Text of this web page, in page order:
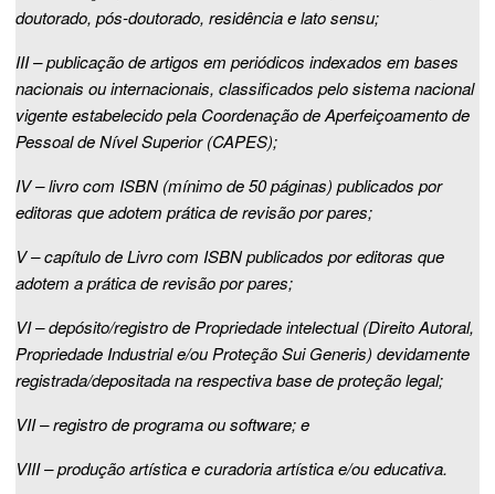
doutorado, pós-doutorado, residência e lato sensu;
III – publicação de artigos em periódicos indexados em bases
nacionais ou internacionais, classificados pelo sistema nacional
vigente estabelecido pela Coordenação de Aperfeiçoamento de
Pessoal de Nível Superior (CAPES);
IV – livro com ISBN (mínimo de 50 páginas) publicados por
editoras que adotem prática de revisão por pares;
V – capítulo de Livro com ISBN publicados por editoras que
adotem a prática de revisão por pares;
VI – depósito/registro de Propriedade intelectual (Direito Autoral,
Propriedade Industrial e/ou Proteção Sui Generis) devidamente
registrada/depositada na respectiva base de proteção legal;
VII – registro de programa ou software; e
VIII – produção artística e curadoria artística e/ou educativa.